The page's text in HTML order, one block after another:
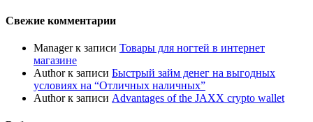
Свежие комментарии
Managerк записи Товары для ногтей в интернет
магазине
Authorк записи Быстрый займ денег на выгодных
условиях на “Отличных наличных”
Authorк записи Advantages of the JAXX crypto wallet